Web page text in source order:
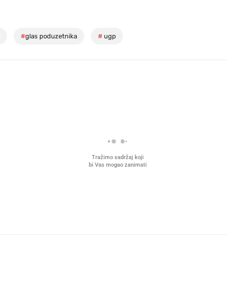
#glas poduzetnika # ugp
Tražimo sadržaj koji
bi Vas mogao zanimati